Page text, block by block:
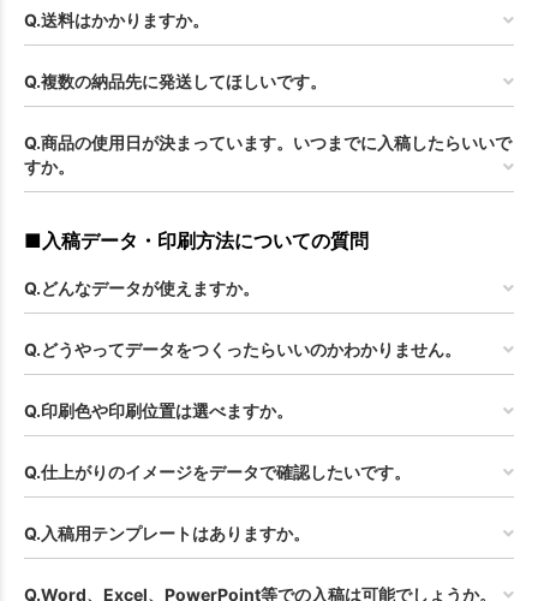
Q.送料はかかりますか。
Q.複数の納品先に発送してほしいです。
Q.商品の使用日が決まっています。いつまでに入稿したらいいで
すか。
■入稿データ・印刷方法についての質問
Q.どんなデータが使えますか。
Q.どうやってデータをつくったらいいのかわかりません。
Q.印刷色や印刷位置は選べますか。
Q.仕上がりのイメージをデータで確認したいです。
Q.入稿用テンプレートはありますか。
Q.Word、Excel、PowerPoint等での入稿は可能でしょうか。